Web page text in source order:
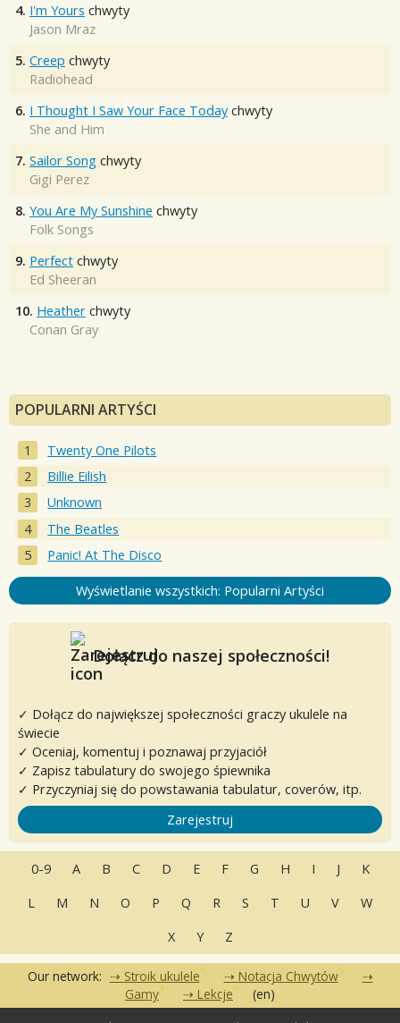
4. I'm Yours chwyty
Jason Mraz
5. Creep chwyty
Radiohead
6. I Thought I Saw Your Face Today chwyty
She and Him
7. Sailor Song chwyty
Gigi Perez
8. You Are My Sunshine chwyty
Folk Songs
9. Perfect chwyty
Ed Sheeran
10. Heather chwyty
Conan Gray
POPULARNI ARTYŚCI
Twenty One Pilots
Billie Eilish
Unknown
The Beatles
Panic! At The Disco
Wyświetlanie wszystkich: Popularni Artyści
Dołącz do naszej społeczności!
✓ Dołącz do największej społeczności graczy ukulele na
świecie
✓ Oceniaj, komentuj i poznawaj przyjaciół
✓ Zapisz tabulatury do swojego śpiewnika
✓ Przyczyniaj się do powstawania tabulatur, coverów, itp.
Zarejestruj
0-9 A B C D E F G H I J
K
L
M N O P Q R S T U V
W
X
Y Z
Our network: Stroik ukulele
Notacja Chwytów
Gamy
Lekcje (en)